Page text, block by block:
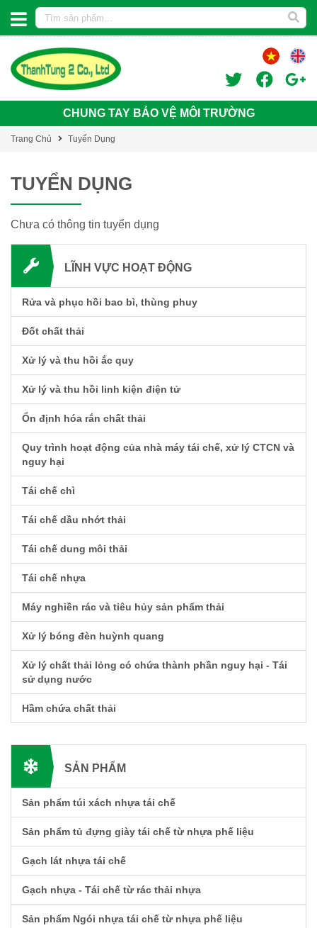
CHUNG TAY BẢO VỆ MÔI TRƯỜNG
Trang Chủ Tuyển Dụng
TUYỂN DỤNG
Chưa có thông tin tuyển dụng
LĨNH VỰC HOẠT ĐỘNG
Rửa và phục hồi bao bì, thùng phuy
Đốt chất thải
Xử lý và thu hồi ắc quy
Xử lý và thu hồi linh kiện điện tử
Ổn định hóa rắn chất thải
Quy trình hoạt động của nhà máy tái chế, xử lý CTCN và
nguy hại
Tái chế chì
Tái chế dầu nhớt thải
Tái chế dung môi thải
Tái chế nhựa
Máy nghiền rác và tiêu hủy sản phẩm thải
Xử lý bóng đèn huỳnh quang
Xử lý chất thải lỏng có chứa thành phần nguy hại - Tái
sử dụng nước
Hầm chứa chất thải
SẢN PHẨM
Sản phẩm túi xách nhựa tái chế
Sản phẩm tủ đựng giày tái chế từ nhựa phế liệu
Gạch lát nhựa tái chế
Gạch nhựa - Tái chế từ rác thải nhựa
Sản phẩm Ngói nhựa tái chế từ nhựa phế liệu